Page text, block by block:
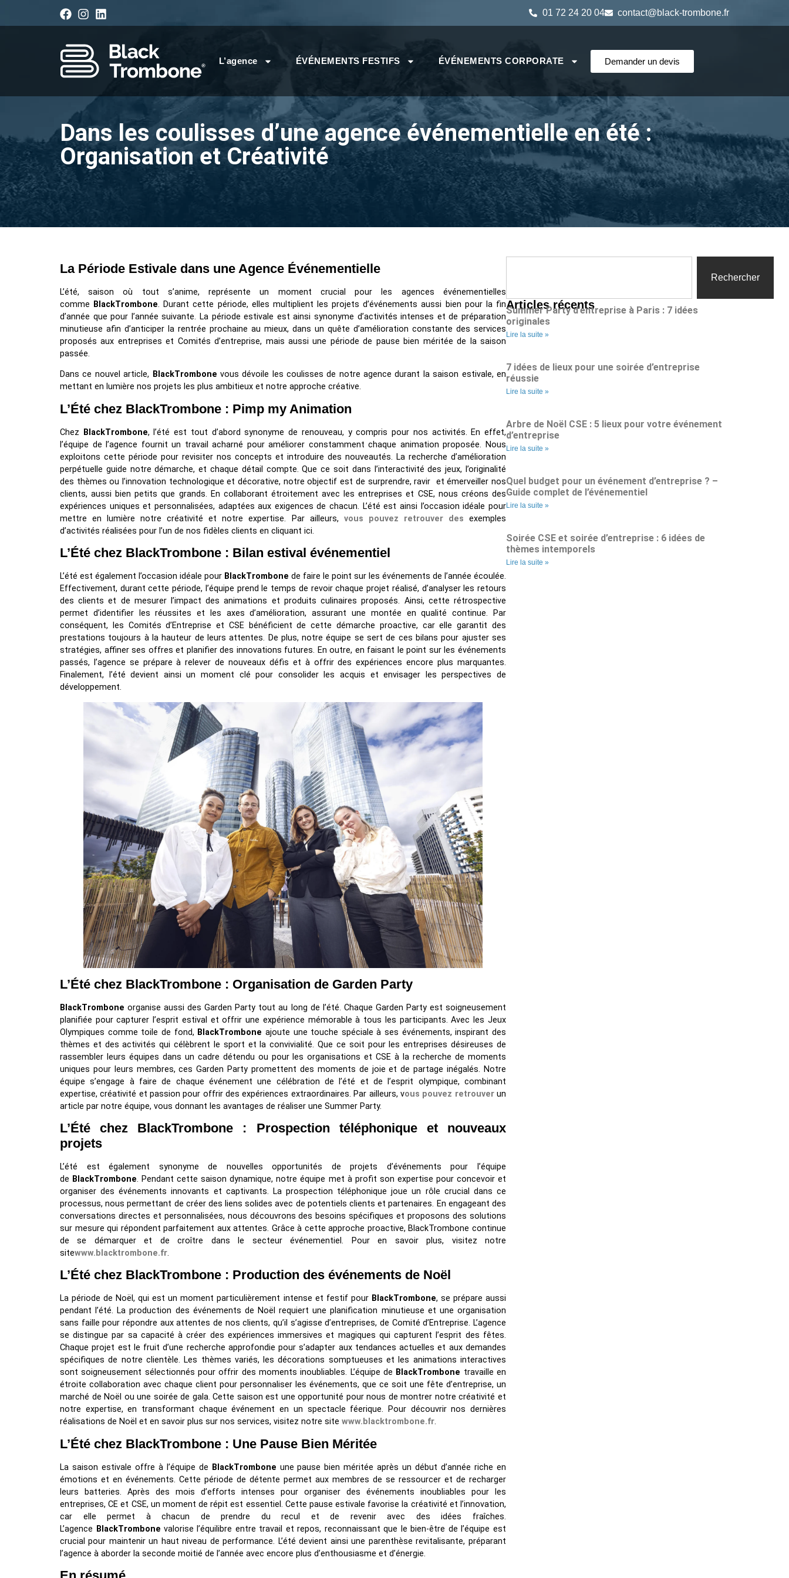
01 72 24 20 04 contact@black-trombone.fr
L’agence ÉVÉNEMENTS FESTIFS ÉVÉNEMENTS CORPORATE Demander un devis
Dans les coulisses d’une agence événementielle en été :
Organisation et Créativité
La Période Estivale dans une Agence Événementielle
L’été, saison où tout s’anime, représente un moment crucial pour les agences événementielles
comme BlackTrombone. Durant cette période, elles multiplient les projets d’événements aussi bien pour la fin
d’année que pour l’année suivante. La période estivale est ainsi synonyme d’activités intenses et de préparation
minutieuse afin d’anticiper la rentrée prochaine au mieux, dans un quête d’amélioration constante des services
proposés aux entreprises et Comités d’entreprise, mais aussi une période de pause bien méritée de la saison
passée.
Dans ce nouvel article, BlackTrombone vous dévoile les coulisses de notre agence durant la saison estivale, en
mettant en lumière nos projets les plus ambitieux et notre approche créative.
L’Été chez BlackTrombone : Pimp my Animation
Chez BlackTrombone, l’été est tout d’abord synonyme de renouveau, y compris pour nos activités. En effet,
l’équipe de l’agence fournit un travail acharné pour améliorer constamment chaque animation proposée. Nous
exploitons cette période pour revisiter nos concepts et introduire des nouveautés. La recherche d’amélioration
perpétuelle guide notre démarche, et chaque détail compte. Que ce soit dans l’interactivité des jeux, l’originalité
des thèmes ou l’innovation technologique et décorative, notre objectif est de surprendre, ravir et émerveiller nos
clients, aussi bien petits que grands. En collaborant étroitement avec les entreprises et CSE, nous créons des
expériences uniques et personnalisées, adaptées aux exigences de chacun. L’été est ainsi l’occasion idéale pour
mettre en lumière notre créativité et notre expertise. Par ailleurs, vous pouvez retrouver des exemples
d’activités réalisées pour l’un de nos fidèles clients en cliquant ici.
L’Été chez BlackTrombone : Bilan estival événementiel
L’été est également l’occasion idéale pour BlackTrombone de faire le point sur les événements de l’année écoulée.
Effectivement, durant cette période, l’équipe prend le temps de revoir chaque projet réalisé, d’analyser les retours
des clients et de mesurer l’impact des animations et produits culinaires proposés. Ainsi, cette rétrospective
permet d’identifier les réussites et les axes d’amélioration, assurant une montée en qualité continue. Par
conséquent, les Comités d’Entreprise et CSE bénéficient de cette démarche proactive, car elle garantit des
prestations toujours à la hauteur de leurs attentes. De plus, notre équipe se sert de ces bilans pour ajuster ses
stratégies, affiner ses offres et planifier des innovations futures. En outre, en faisant le point sur les événements
passés, l’agence se prépare à relever de nouveaux défis et à offrir des expériences encore plus marquantes.
Finalement, l’été devient ainsi un moment clé pour consolider les acquis et envisager les perspectives de
développement.
L’Été chez BlackTrombone : Organisation de Garden Party
BlackTrombone organise aussi des Garden Party tout au long de l’été. Chaque Garden Party est soigneusement
planifiée pour capturer l’esprit estival et offrir une expérience mémorable à tous les participants. Avec les Jeux
Olympiques comme toile de fond, BlackTrombone ajoute une touche spéciale à ses événements, inspirant des
thèmes et des activités qui célèbrent le sport et la convivialité. Que ce soit pour les entreprises désireuses de
rassembler leurs équipes dans un cadre détendu ou pour les organisations et CSE à la recherche de moments
uniques pour leurs membres, ces Garden Party promettent des moments de joie et de partage inégalés. Notre
équipe s’engage à faire de chaque événement une célébration de l’été et de l’esprit olympique, combinant
expertise, créativité et passion pour offrir des expériences extraordinaires. Par ailleurs, vous pouvez retrouver un
article par notre équipe, vous donnant les avantages de réaliser une Summer Party.
L’Été chez BlackTrombone : Prospection téléphonique et nouveaux
projets
L’été est également synonyme de nouvelles opportunités de projets d’événements pour l’équipe
de BlackTrombone. Pendant cette saison dynamique, notre équipe met à profit son expertise pour concevoir et
organiser des événements innovants et captivants. La prospection téléphonique joue un rôle crucial dans ce
processus, nous permettant de créer des liens solides avec de potentiels clients et partenaires. En engageant des
conversations directes et personnalisées, nous découvrons des besoins spécifiques et proposons des solutions
sur mesure qui répondent parfaitement aux attentes. Grâce à cette approche proactive, BlackTrombone continue
de se démarquer et de croître dans le secteur événementiel. Pour en savoir plus, visitez notre
sitewww.blacktrombone.fr.
L’Été chez BlackTrombone : Production des événements de Noël
La période de Noël, qui est un moment particulièrement intense et festif pour BlackTrombone, se prépare aussi
pendant l’été. La production des événements de Noël requiert une planification minutieuse et une organisation
sans faille pour répondre aux attentes de nos clients, qu’il s’agisse d’entreprises, de Comité d’Entreprise. L’agence
se distingue par sa capacité à créer des expériences immersives et magiques qui capturent l’esprit des fêtes.
Chaque projet est le fruit d’une recherche approfondie pour s’adapter aux tendances actuelles et aux demandes
spécifiques de notre clientèle. Les thèmes variés, les décorations somptueuses et les animations interactives
sont soigneusement sélectionnés pour offrir des moments inoubliables. L’équipe de BlackTrombone travaille en
étroite collaboration avec chaque client pour personnaliser les événements, que ce soit une fête d’entreprise, un
marché de Noël ou une soirée de gala. Cette saison est une opportunité pour nous de montrer notre créativité et
notre expertise, en transformant chaque événement en un spectacle féerique. Pour découvrir nos dernières
réalisations de Noël et en savoir plus sur nos services, visitez notre site www.blacktrombone.fr.
L’Été chez BlackTrombone : Une Pause Bien Méritée
La saison estivale offre à l’équipe de BlackTrombone une pause bien méritée après un début d’année riche en
émotions et en événements. Cette période de détente permet aux membres de se ressourcer et de recharger
leurs batteries. Après des mois d’efforts intenses pour organiser des événements inoubliables pour les
entreprises, CE et CSE, un moment de répit est essentiel. Cette pause estivale favorise la créativité et l’innovation,
car elle permet à chacun de prendre du recul et de revenir avec des idées fraîches.
L’agence BlackTrombone valorise l’équilibre entre travail et repos, reconnaissant que le bien-être de l’équipe est
crucial pour maintenir un haut niveau de performance. L’été devient ainsi une parenthèse revitalisante, préparant
l’agence à aborder la seconde moitié de l’année avec encore plus d’enthousiasme et d’énergie.
Rechercher
Articles récents
Summer Party d’entreprise à Paris : 7 idées
originales
Lire la suite »
7 idées de lieux pour une soirée d’entreprise
réussie
Lire la suite »
Arbre de Noël CSE : 5 lieux pour votre événement
d’entreprise
Lire la suite »
Quel budget pour un événement d’entreprise ? –
Guide complet de l’événementiel
Lire la suite »
Soirée CSE et soirée d’entreprise : 6 idées de
thèmes intemporels
Lire la suite »